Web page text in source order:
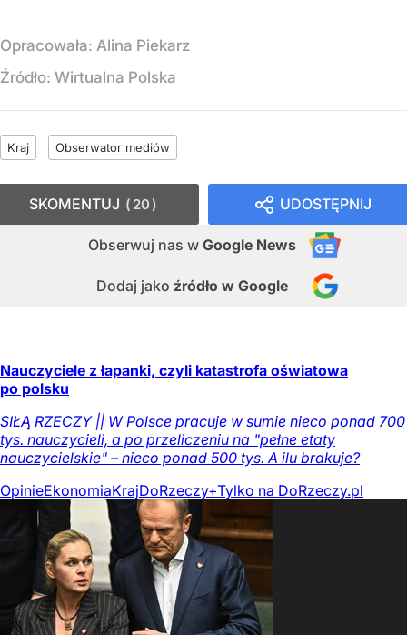
Opracowała: Alina Piekarz
Źródło: Wirtualna Polska
Kraj Obserwator mediów
UDOSTĘPNIJ
Obserwuj nas w Google News
Dodaj jako źródło w Google
SKOMENTUJ 20
Nauczyciele z łapanki, czyli katastrofa oświatowa
po polsku
SIŁĄ RZECZY || W Polsce pracuje w sumie nieco ponad 700
tys. nauczycieli, a po przeliczeniu na "pełne etaty
nauczycielskie" – nieco ponad 500 tys. A ilu brakuje?
OpinieEkonomiaKrajDoRzeczy+Tylko na DoRzeczy.pl